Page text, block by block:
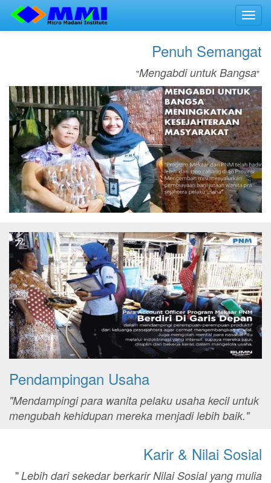
Penuh Semangat
"Mengabdi untuk Bangsa"
Pendampingan Usaha
"Mendampingi para wanita pelaku usaha kecil untuk
mengubah kehidupan mereka menjadi lebih baik."
Karir & Nilai Sosial
"Lebih dari sekedar berkarir Nilai Sosial yang mulia